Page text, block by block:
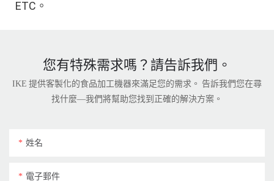
您有特殊需求嗎？請告訴我們。
IKE 提供客製化的食品加工機器來滿足您的需求。 告訴我們您在尋
找什麼—我們將幫助您找到正確的解決方案。
姓名
電子郵件